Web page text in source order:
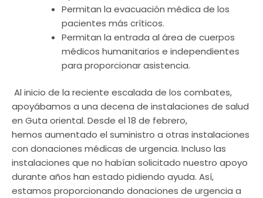
Permitan la evacuación médica de los
pacientes más críticos.
Permitan la entrada al área de cuerpos
médicos humanitarios e independientes
para proporcionar asistencia.
Al inicio de la reciente escalada de los combates,
apoyábamos a una decena de instalaciones de salud
en Guta oriental. Desde el 18 de febrero,
hemos aumentado el suministro a otras instalaciones
con donaciones médicas de urgencia. Incluso las
instalaciones que no habían solicitado nuestro apoyo
durante años han estado pidiendo ayuda. Así,
estamos proporcionando donaciones de urgencia a